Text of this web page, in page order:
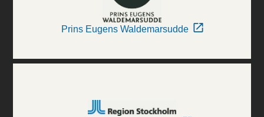
Prins Eugens Waldemarsudde